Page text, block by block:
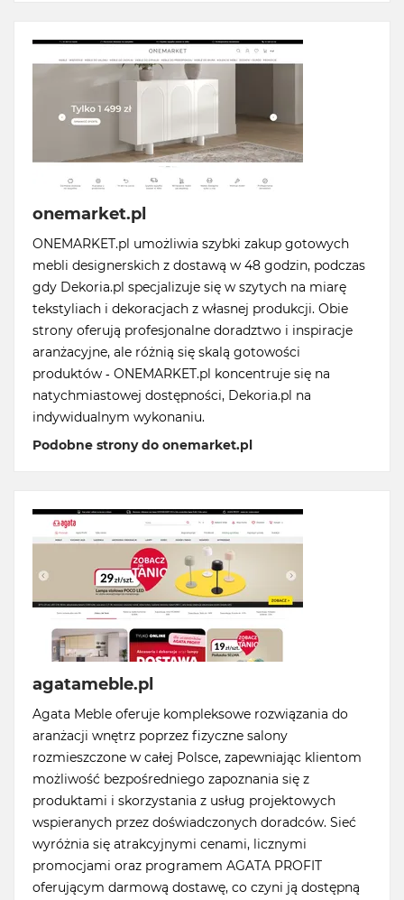
onemarket.pl
ONEMARKET.pl umożliwia szybki zakup gotowych
mebli designerskich z dostawą w 48 godzin, podczas
gdy Dekoria.pl specjalizuje się w szytych na miarę
tekstyliach i dekoracjach z własnej produkcji. Obie
strony oferują profesjonalne doradztwo i inspiracje
aranżacyjne, ale różnią się skalą gotowości
produktów - ONEMARKET.pl koncentruje się na
natychmiastowej dostępności, Dekoria.pl na
indywidualnym wykonaniu.
Podobne strony do onemarket.pl
agatameble.pl
Agata Meble oferuje kompleksowe rozwiązania do
aranżacji wnętrz poprzez fizyczne salony
rozmieszczone w całej Polsce, zapewniając klientom
możliwość bezpośredniego zapoznania się z
produktami i skorzystania z usług projektowych
wspieranych przez doświadczonych doradców. Sieć
wyróżnia się atrakcyjnymi cenami, licznymi
promocjami oraz programem AGATA PROFIT
oferującym darmową dostawę, co czyni ją dostępną